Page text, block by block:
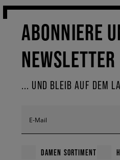
ABONNIERE
NEWSLETTER
... UND BLEIB AUF DEM
E-Mail
DAMEN SORTIMENT